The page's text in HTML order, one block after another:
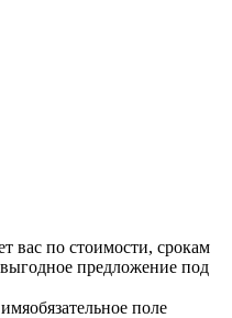
вас по стоимости, срокам
предложение под
обязательное поле